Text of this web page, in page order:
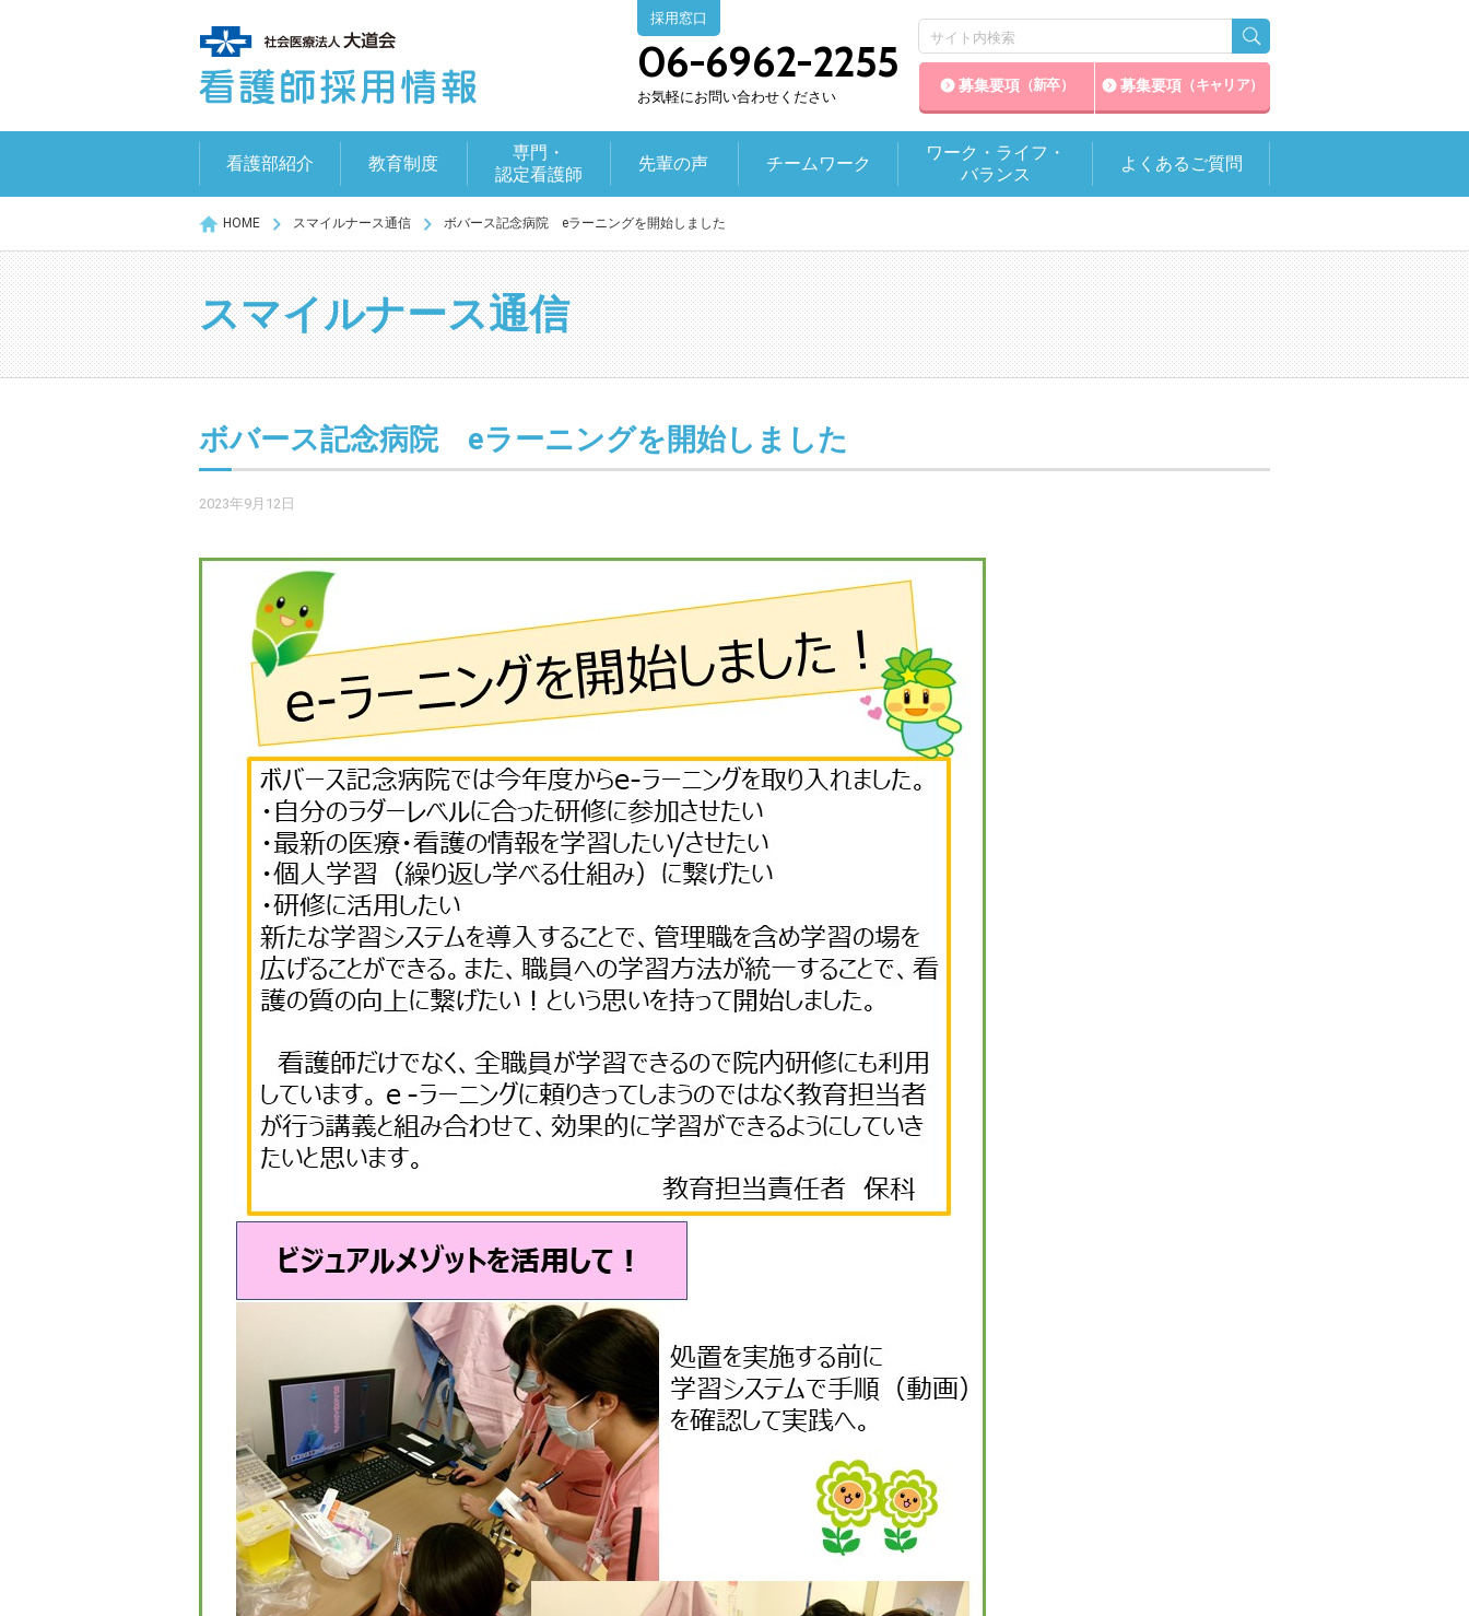
採用窓口
06-6962-2255
お気軽にお問い合わせください
募集要項（新卒） 募集要項 （キャリア）
看護部紹介 教育制度
専門・
認定看護師
先輩の声 チームワーク
ワーク・ライフ・
バランス
よくあるご質問
HOME スマイルナース通信 ボバース記念病院 eラーニングを開始しました
スマイルナース通信
ボバース記念病院 eラーニングを開始しました
2023年9月12日